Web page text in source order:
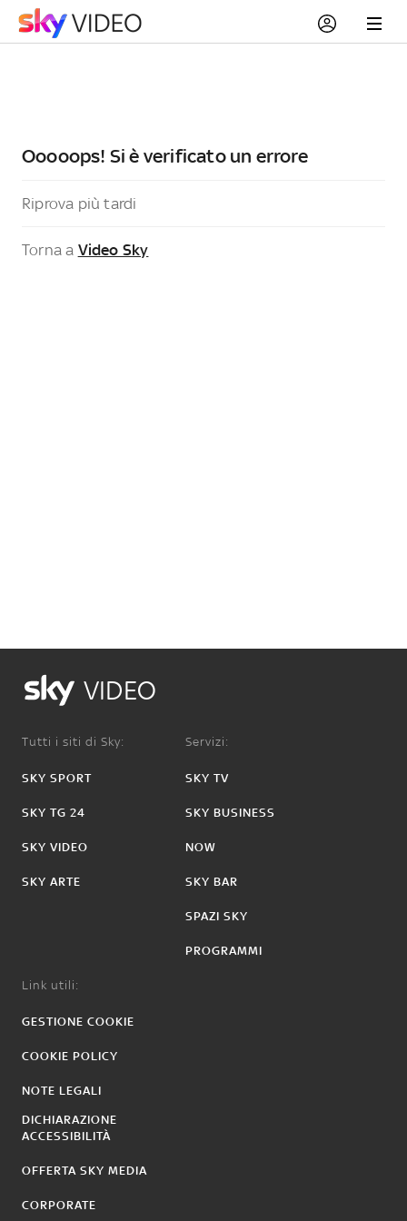
Ooooops! Si è verificato un errore
Riprova più tardi
Torna a Video Sky
VIDEO
Tutti i siti di Sky:
SKY SPORT
SKY TG 24
SKY VIDEO
SKY ARTE
Servizi:
SKY TV
SKY BUSINESS
NOW
SKY BAR
SPAZI SKY
PROGRAMMI
Link utili:
GESTIONE COOKIE
COOKIE POLICY
NOTE LEGALI
DICHIARAZIONE
ACCESSIBILITÀ
OFFERTA SKY MEDIA
CORPORATE